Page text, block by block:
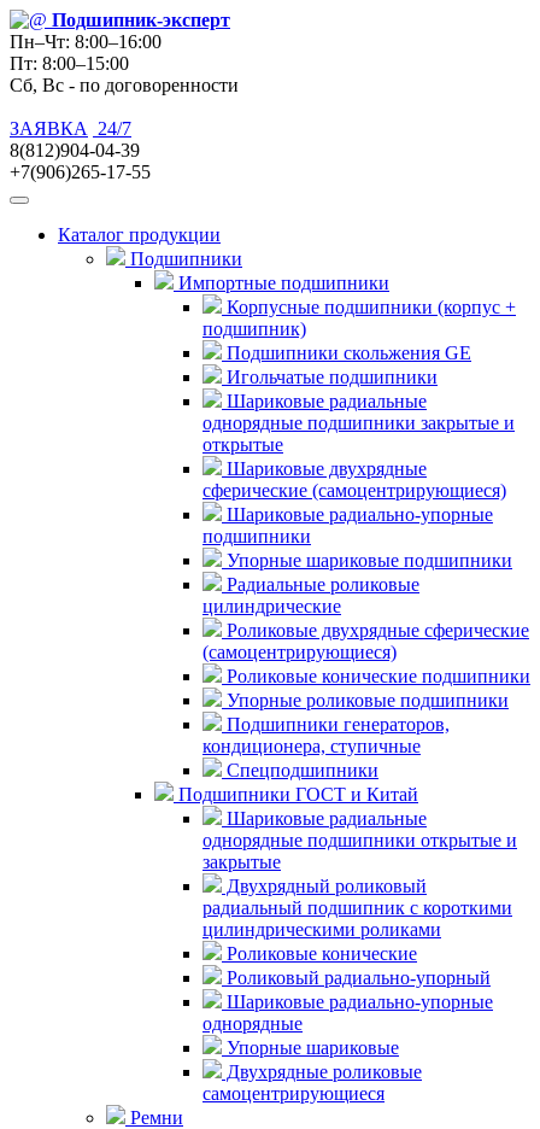
Подшипник-эксперт
Пн–Чт: 8:00–16:00
Пт: 8:00–15:00
Сб, Вс - по договоренности
ЗАЯВКА
24/7
8(812)904-04-39
+7(906)265-17-55
Каталог продукции
Подшипники
Импортные подшипники
Корпусные подшипники (корпус +
подшипник)
Подшипники скольжения GE
Игольчатые подшипники
Шариковые радиальные
однорядные подшипники закрытые и
открытые
Шариковые двухрядные
сферические (самоцентрирующиеся)
Шариковые радиально-упорные
подшипники
Упорные шариковые подшипники
Радиальные роликовые
цилиндрические
Роликовые двухрядные сферические
(самоцентрирующиеся)
Роликовые конические подшипники
Упорные роликовые подшипники
Подшипники генераторов,
кондиционера, ступичные
Спецподшипники
Подшипники ГОСТ и Китай
Шариковые радиальные
однорядные подшипники открытые и
закрытые
Двухрядный роликовый
радиальный подшипник с короткими
цилиндрическими роликами
Роликовые конические
Роликовый радиально-упорный
Шариковые радиально-упорные
однорядные
Упорные шариковые
Двухрядные роликовые
самоцентрирующиеся
Ремни